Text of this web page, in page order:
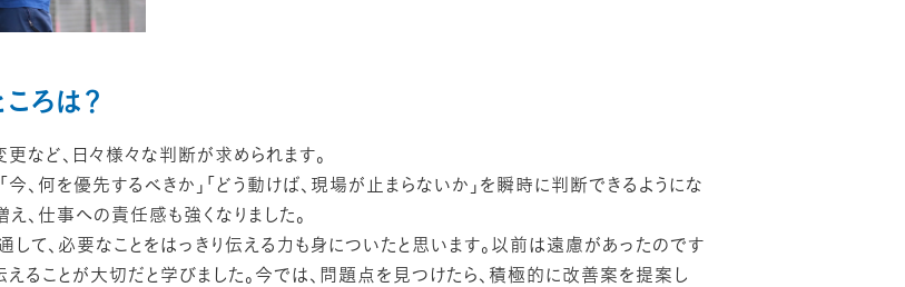
ろは？
ど、日々様々な判断が求められます。
、何を優先するべきか」「どう動けば、現場が止まらないか」を瞬時に判断できるようにな
、仕事への責任感も強くなりました。
して、必要なことをはっきり伝える力も身についたと思います。以前は遠慮があったのです
ることが大切だと学びました。今では、問題点を見つけたら、積極的に改善案を提案し